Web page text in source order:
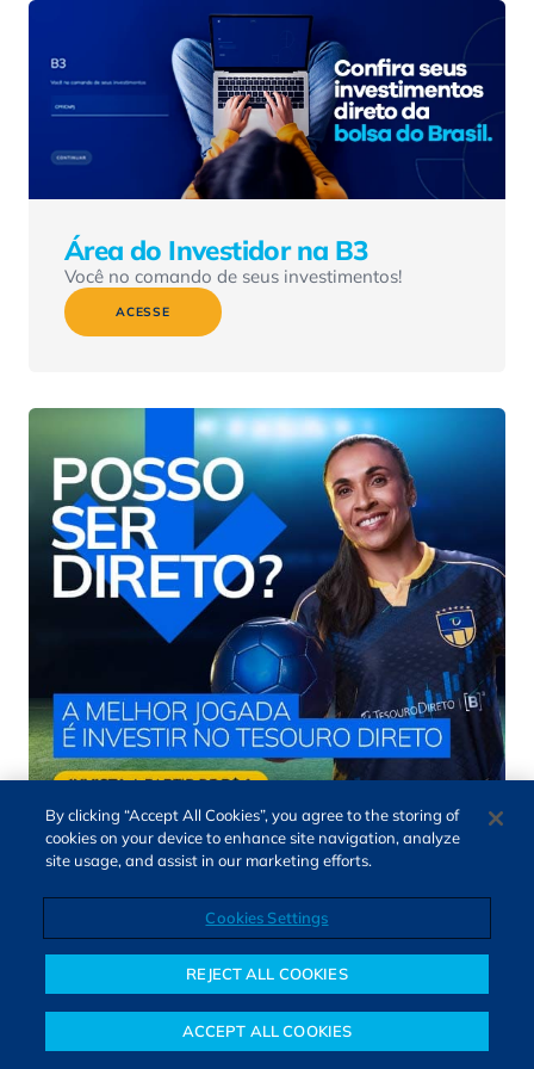
Notícias Colunistas Objetivos financeiros Investimentos Mais
Área do Investidor na B3
Você no comando de seus investimentos!
ACESSE
Últimas notícias
By clicking “Accept All Cookies”, you agree to the storing of
cookies on your device to enhance site navigation, analyze
site usage, and assist in our marketing efforts.
Cookies Settings
REJECT ALL COOKIES
ACCEPT ALL COOKIES